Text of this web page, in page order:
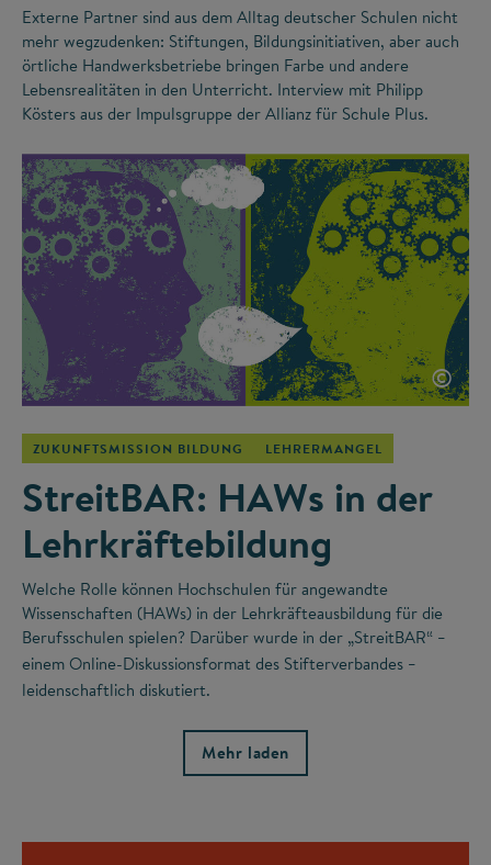
Externe Partner sind aus dem Alltag deutscher Schulen nicht
mehr wegzudenken: Stiftungen, Bildungsinitiativen, aber auch
örtliche Handwerksbetriebe bringen Farbe und andere
Lebensrealitäten in den Unterricht. Interview mit Philipp
Kösters aus der Impulsgruppe der Allianz für Schule Plus.
©
ZUKUNFTSMISSION BILDUNG LEHRERMANGEL
StreitBAR: HAWs in der
Lehrkräftebildung
Welche Rolle können Hochschulen für angewandte
Wissenschaften (HAWs) in der Lehrkräfteausbildung für die
Berufsschulen spielen? Darüber wurde in der „StreitBAR“ –
einem Online-Diskussionsformat des Stifterverbandes –
leidenschaftlich diskutiert.
Mehr laden